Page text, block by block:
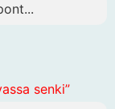
senki”